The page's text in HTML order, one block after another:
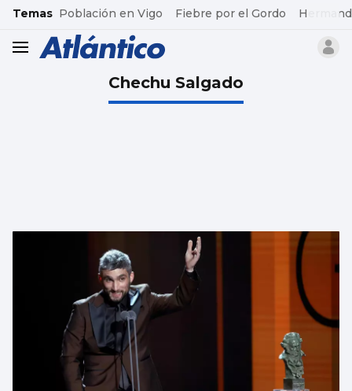
common.go-to-content
Temas Población en Vigo Fiebre por el Gordo
header.menu.open
Chechu Salgado